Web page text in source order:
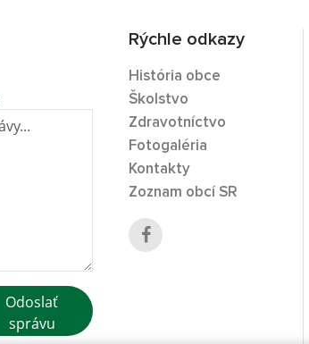
Odoslať
správu
Rýchle odkazy
História obce
Školstvo
Zdravotníctvo
Fotogaléria
Kontakty
Zoznam obcí SR